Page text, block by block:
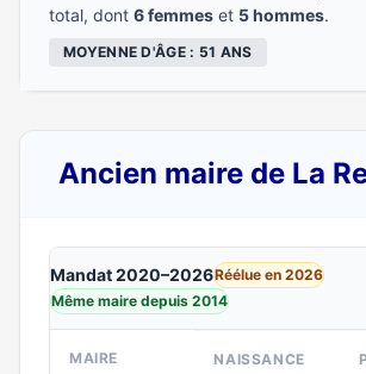
total, dont 6 femmes et 5 hommes.
MOYENNE D'ÂGE : 51 ANS
Ancien maire de La
Mandat 2020–2026Réélue en 2026
Même maire depuis 2014
MAIRE NAISSANCE